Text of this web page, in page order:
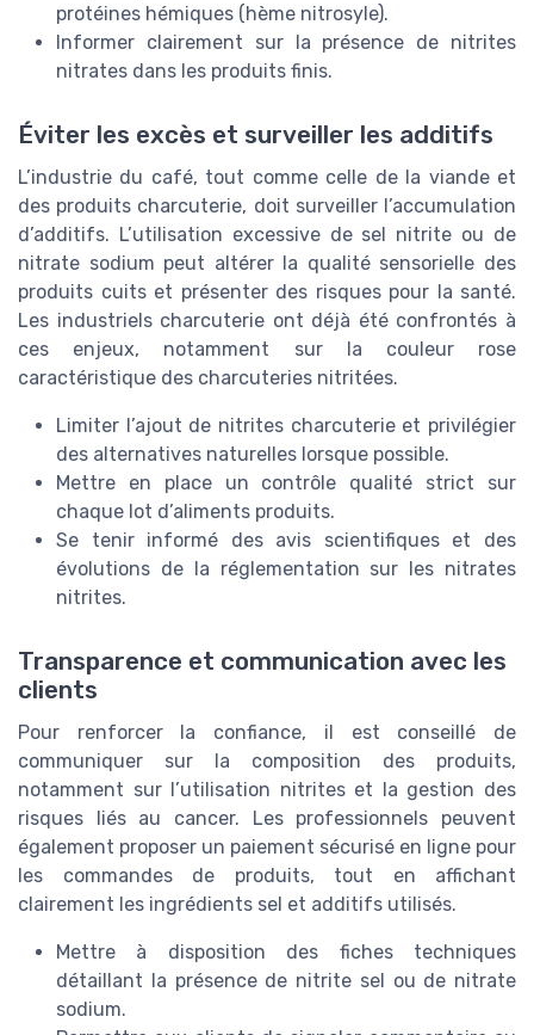
protéines hémiques (hème nitrosyle).
Informer clairement sur la présence de nitrites
nitrates dans les produits finis.
Éviter les excès et surveiller les additifs
L’industrie du café, tout comme celle de la viande et
des produits charcuterie, doit surveiller l’accumulation
d’additifs. L’utilisation excessive de sel nitrite ou de
nitrate sodium peut altérer la qualité sensorielle des
produits cuits et présenter des risques pour la santé.
Les industriels charcuterie ont déjà été confrontés à
ces enjeux, notamment sur la couleur rose
caractéristique des charcuteries nitritées.
Limiter l’ajout de nitrites charcuterie et privilégier
des alternatives naturelles lorsque possible.
Mettre en place un contrôle qualité strict sur
chaque lot d’aliments produits.
Se tenir informé des avis scientifiques et des
évolutions de la réglementation sur les nitrates
nitrites.
Transparence et communication avec les
clients
Pour renforcer la confiance, il est conseillé de
communiquer sur la composition des produits,
notamment sur l’utilisation nitrites et la gestion des
risques liés au cancer. Les professionnels peuvent
également proposer un paiement sécurisé en ligne pour
les commandes de produits, tout en affichant
clairement les ingrédients sel et additifs utilisés.
Mettre à disposition des fiches techniques
détaillant la présence de nitrite sel ou de nitrate
sodium.